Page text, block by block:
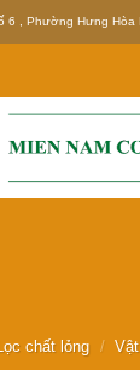
6 , Phường Hưng Hòa
chất lỏng /